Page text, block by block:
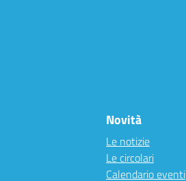
Novità
Le notizie
Le circolari
Calendario eventi